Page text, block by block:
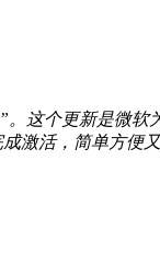
。这个更新是微
激活，简单方便